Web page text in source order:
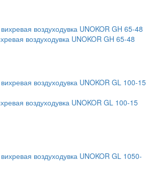
воздуходувка UNOKOR GH 65-48
воздуходувка UNOKOR GL 100-15